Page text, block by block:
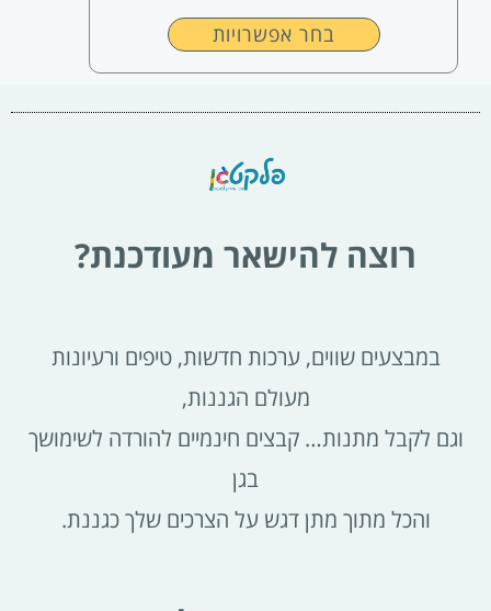
בחר אפשרויות
רוצה להישאר מעודכנת?
במבצעים שווים, ערכות חדשות, טיפים ורעיונות
מעולם הגננות,
וגם לקבל מתנות… קבצים חינמיים להורדה לשימושך
בגן
והכל מתוך מתן דגש על הצרכים שלך כגננת.